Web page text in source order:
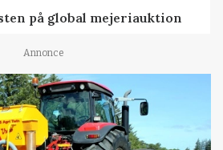
på global mejeriauktion
Annonce